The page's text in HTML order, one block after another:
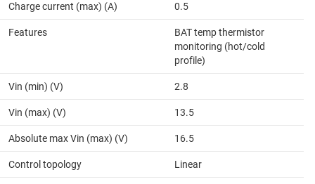
Charge current (max) (A) 0.5
Features
BAT temp thermistor
monitoring (hot/cold
profile)
Vin (min) (V) 2.8
Vin (max) (V) 13.5
Absolute max Vin (max) (V) 16.5
Control topology Linear